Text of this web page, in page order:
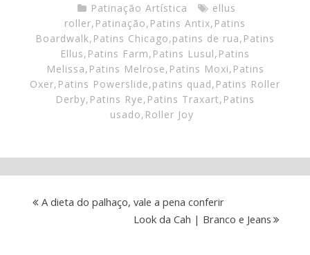
Patinação Artística
ellus
roller, Patinação, Patins Antix, Patins
Boardwalk, Patins Chicago,patins de rua, Patins
Ellus, Patins Farm, Patins Lusul, Patins
Melissa, Patins Melrose, Patins Moxi, Patins
Oxer, Patins Powerslide,patins quad, Patins Roller
Derby, Patins Rye, Patins Traxart, Patins
usado, Roller Joy
A dieta do palhaço, vale a pena conferir
Look da Cah | Branco e Jeans